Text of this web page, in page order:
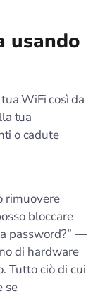
usando
WiFi così da
tua
o cadute
rimuovere
bloccare
password?” —
di hardware
Tutto ciò di cui
se